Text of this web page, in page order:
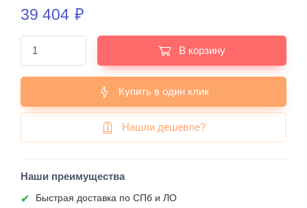
39 404 ₽
В корзину
Купить в один клик
Нашли дешевле?
Наши преимущества
Быстрая доставка по СПб и ЛО